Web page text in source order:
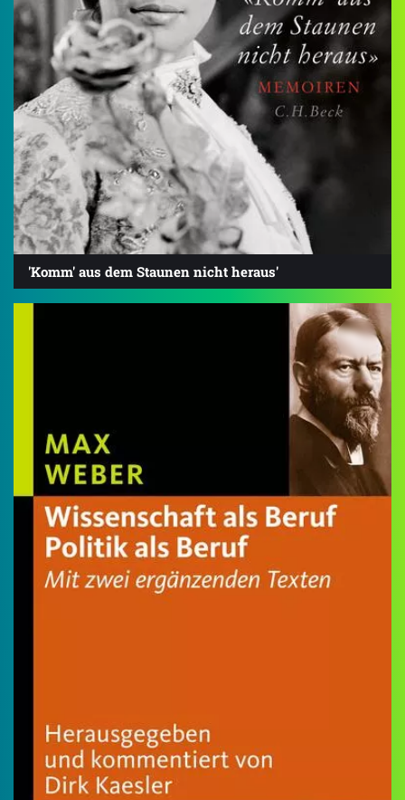
'Komm' aus dem Staunen nicht heraus'